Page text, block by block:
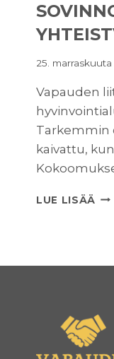
25.
Vapauden
Tarkemmin
kaivattu,
LUE LISÄÄ